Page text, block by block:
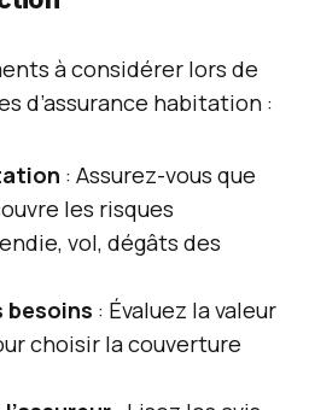
à considérer lors de
d’assurance habitation :
: Assurez-vous que
les risques
vol, dégâts des
besoins : Évaluez la valeur
choisir la couverture